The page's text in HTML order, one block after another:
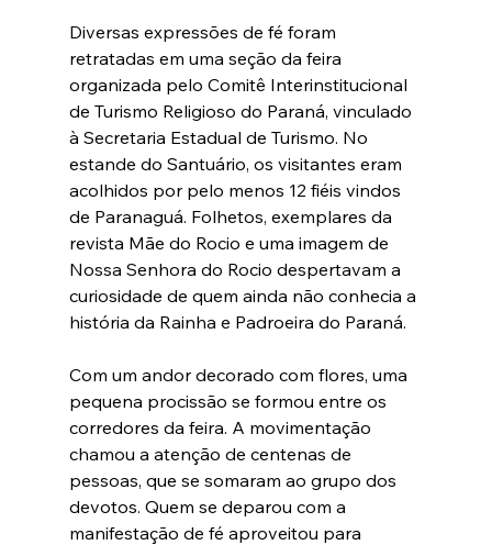
Diversas expressões de fé foram
retratadas em uma seção da feira
organizada pelo Comitê Interinstitucional
de Turismo Religioso do Paraná, vinculado
à Secretaria Estadual de Turismo. No
estande do Santuário, os visitantes eram
acolhidos por pelo menos 12 fiéis vindos
de Paranaguá. Folhetos, exemplares da
revista Mãe do Rocio e uma imagem de
Nossa Senhora do Rocio despertavam a
curiosidade de quem ainda não conhecia a
história da Rainha e Padroeira do Paraná.
Com um andor decorado com flores, uma
pequena procissão se formou entre os
corredores da feira. A movimentação
chamou a atenção de centenas de
pessoas, que se somaram ao grupo dos
devotos. Quem se deparou com a
manifestação de fé aproveitou para